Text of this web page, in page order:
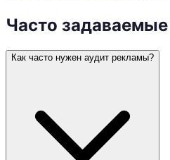
Часто
Как часто нужен аудит рекламы?